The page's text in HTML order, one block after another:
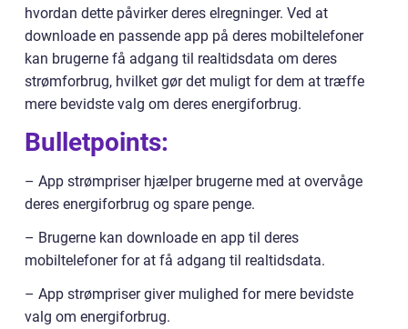
hvordan dette påvirker deres elregninger. Ved at
downloade en passende app på deres mobiltelefoner
kan brugerne få adgang til realtidsdata om deres
strømforbrug, hvilket gør det muligt for dem at træffe
mere bevidste valg om deres energiforbrug.
Bulletpoints:
– App strømpriser hjælper brugerne med at overvåge
deres energiforbrug og spare penge.
– Brugerne kan downloade en app til deres
mobiltelefoner for at få adgang til realtidsdata.
– App strømpriser giver mulighed for mere bevidste
valg om energiforbrug.